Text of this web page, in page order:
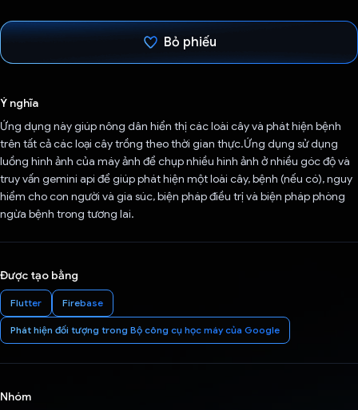
Bỏ phiếu
Ý nghĩa
Ứng dụng này giúp nông dân hiển thị các loài cây và phát hiện bệnh
trên tất cả các loại cây trồng theo thời gian thực.Ứng dụng sử dụng
luồng hình ảnh của máy ảnh để chụp nhiều hình ảnh ở nhiều góc độ và
truy vấn gemini api để giúp phát hiện một loài cây, bệnh (nếu có), nguy
hiểm cho con người và gia súc, biện pháp điều trị và biện pháp phòng
ngừa bệnh trong tương lai.
Được tạo bằng
Flutter Firebase
Phát hiện đối tượng trong Bộ công cụ học máy của Google
Nhóm